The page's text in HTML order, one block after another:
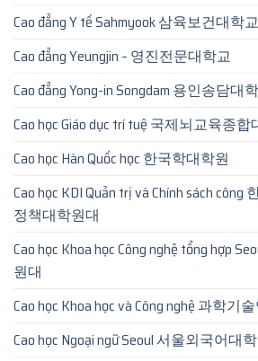
Cao đẳng Y tế Sahmyook 삼육보건대학교
Cao đẳng Yeungjin – 영진전문대학교
Cao đẳng Yong-in Songdam 용인송담대
Cao học Giáo dục trí tuệ 국제뇌교육종
Cao học Hàn Quốc học 한국학대학원
Cao học KDI Quản trị và Chính sách
정책대학원대
Cao học Khoa học Công nghệ tổng hợp
원대
Cao học Khoa học và Công nghệ 과학기
Cao học Ngoại ngữ Seoul 서울외국어대